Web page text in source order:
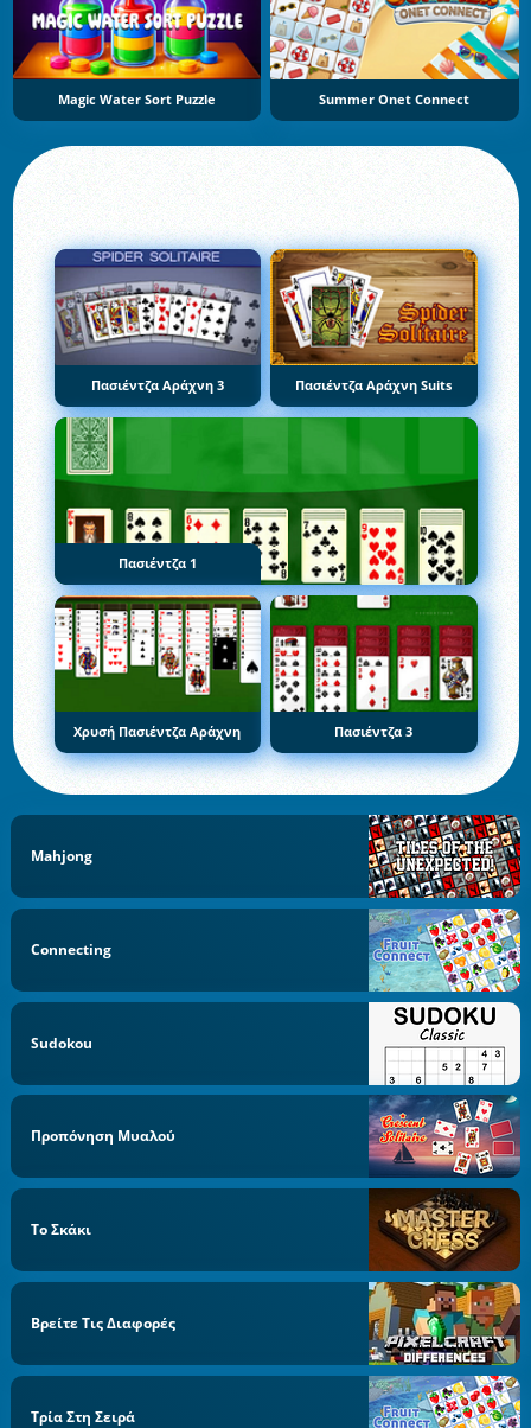
Magic Water Sort Puzzle Summer Onet Connect
Πασιέντζα Αράχνη 3 Πασιέντζα Αράχνη Suits
Πασιέντζα 1
Χρυσή Πασιέντζα Αράχνη Πασιέντζα 3
Mahjong
Connecting
Sudokou
Προπόνηση Μυαλού
Το Σκάκι
Βρείτε Τις Διαφορές
Τρία Στη Σειρά